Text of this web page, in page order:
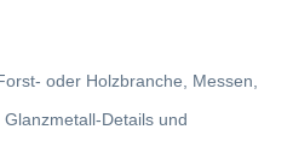
oder Holzbranche, Messen,
Details und